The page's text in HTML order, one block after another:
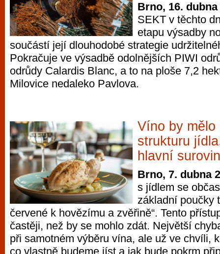
Brno, 16. dubna
SEKT v těchto
etapu výsadby
součástí její dlouhodobé strategie
Pokračuje ve výsadbě odolnějších PIWI
odrůdy Calardis Blanc, a to na ploše 7,2
Milovice nedaleko Pavlova.
Víno by mělo
strukturu
hlavní
Brno, 7. dubna
s jídlem se
základní poučky
červené k hovězímu a zvěřině“. Tento
častěji, než by se mohlo zdát. Největší
při samotném výběru vína, ale už ve chvíli,
co vlastně budeme jíst a jak bude pokrm